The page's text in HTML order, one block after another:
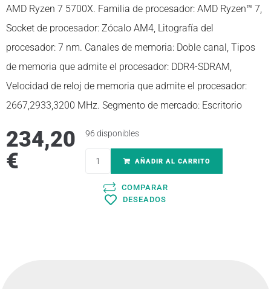
AMD Ryzen 7 5700X. Familia de procesador: AMD Ryzen™ 7,
Socket de procesador: Zócalo AM4, Litografía del
procesador: 7 nm. Canales de memoria: Doble canal, Tipos
de memoria que admite el procesador: DDR4-SDRAM,
Velocidad de reloj de memoria que admite el procesador:
2667,2933,3200 MHz. Segmento de mercado: Escritorio
234,20
€
96 disponibles
AÑADIR AL CARRITO
COMPARAR
DESEADOS